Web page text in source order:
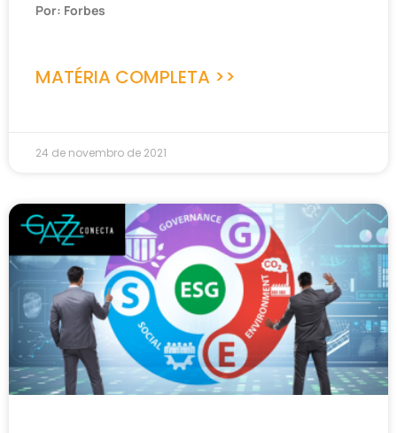
Por: Forbes
MATÉRIA COMPLETA >>
24 de novembro de 2021